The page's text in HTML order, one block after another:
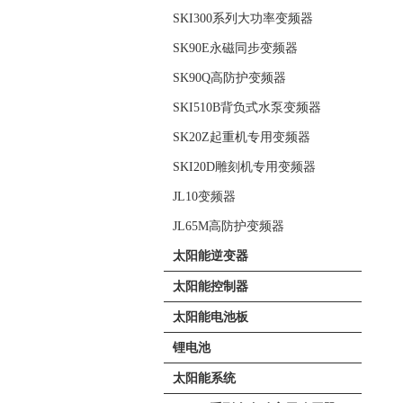
SKI300系列大功率变频器
SK90E永磁同步变频器
SK90Q高防护变频器
SKI510B背负式水泵变频器
SK20Z起重机专用变频器
SKI20D雕刻机专用变频器
JL10变频器
JL65M高防护变频器
太阳能逆变器
太阳能控制器
太阳能电池板
锂电池
太阳能系统